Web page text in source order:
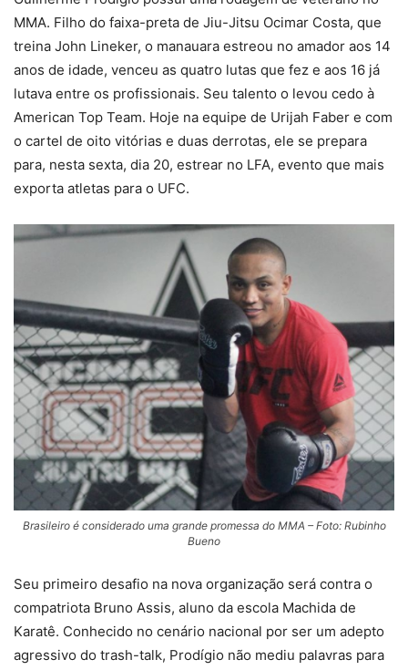
MMA. Filho do faixa-preta de Jiu-Jitsu Ocimar Costa, que
treina John Lineker, o manauara estreou no amador aos 14
anos de idade, venceu as quatro lutas que fez e aos 16 já
lutava entre os profissionais. Seu talento o levou cedo à
American Top Team. Hoje na equipe de Urijah Faber e com
o cartel de oito vitórias e duas derrotas, ele se prepara
para, nesta sexta, dia 20, estrear no LFA, evento que mais
exporta atletas para o UFC.
Brasileiro é considerado uma grande promessa do MMA – Foto: Rubinho
Bueno
Seu primeiro desafio na nova organização será contra o
compatriota Bruno Assis, aluno da escola Machida de
Karatê. Conhecido no cenário nacional por ser um adepto
agressivo do trash-talk, Prodígio não mediu palavras para